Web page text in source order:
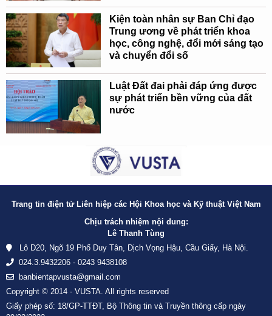
Kiện toàn nhân sự Ban Chỉ đạo
Trung ương về phát triển khoa
học, công nghệ, đổi mới sáng tạo
và chuyển đổi số
Luật Đất đai phải đáp ứng được
sự phát triển bền vững của đất
nước
Trang tin điện tử Liên hiệp các Hội Khoa học và Kỹ thuật Việt Nam
Chịu trách nhiệm nội dung:
Lê Thanh Tùng
Lô D20, Ngõ 19 Phố Duy Tân, Dịch Vọng Hậu, Cầu Giấy, Hà Nội.
024.3.9432206 - 0243 9438108
banbientapvusta@gmail.com
Copyright © 2014 - VUSTA. All rights reserved
Giấy phép số: 18/GP-TTĐT, Bộ Thông tin và Truyền thông cấp ngày